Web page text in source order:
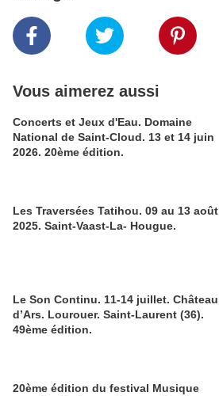
Vous aimerez aussi
Concerts et Jeux d'Eau. Domaine
National de Saint-Cloud. 13 et 14 juin
2026. 20ème édition.
Les Traversées Tatihou. 09 au 13 août
2025. Saint-Vaast-La- Hougue.
Le Son Continu. 11-14 juillet. Château
d’Ars. Lourouer. Saint-Laurent (36).
49ème édition.
20ème édition du festival Musique